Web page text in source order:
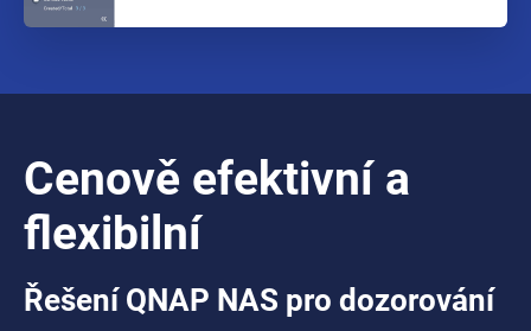
Cenově efektivní a
flexibilní
Řešení QNAP NAS pro dozorování